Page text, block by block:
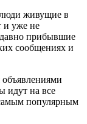
живущие в
и уже не
прибывшие
сообщениях и
идут на все
популярным